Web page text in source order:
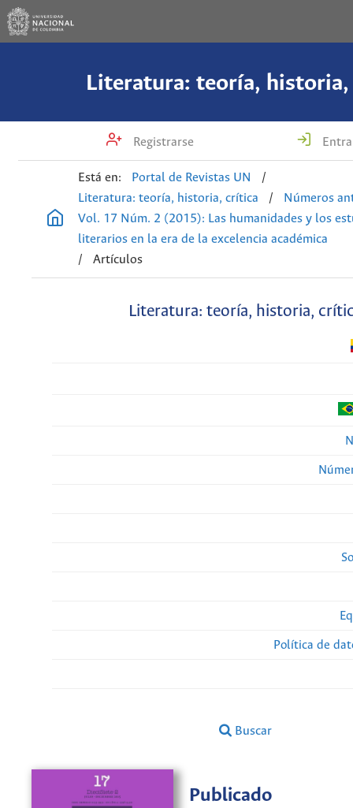
Literatura: teoría,
Registrarse
Está en: Portal de Revistas UN
/
Literatura: teoría, historia, crítica
/
Números
Vol. 17 Núm. 2 (2015): Las humanidades y los
literarios en la era de la excelencia académica
/
Artículos
Literatura: teoría, historia,
Política de
Buscar
Publicado